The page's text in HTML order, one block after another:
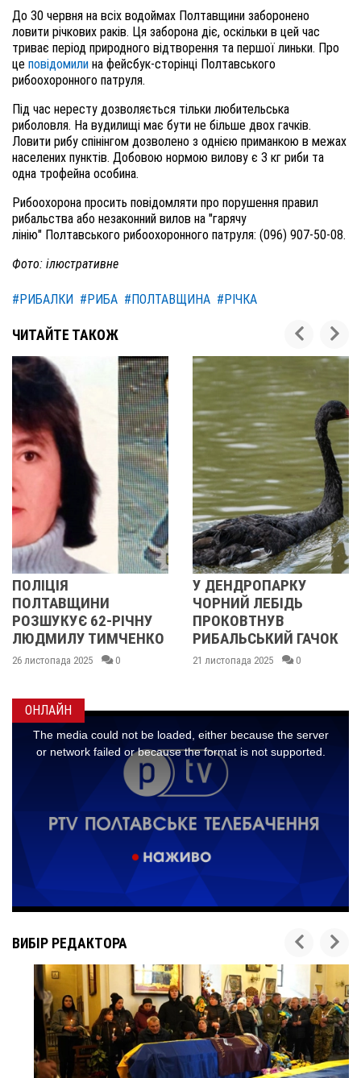
До 30 червня на всіх водоймах Полтавщини заборонено
ловити річкових раків. Ця заборона діє, оскільки в цей час
триває період природного відтворення та першої линьки. Про
це повідомили на фейсбук-сторінці Полтавського
рибоохоронного патруля.
Під час нересту дозволяється тільки любительська
риболовля. На вудилищі має бути не більше двох гачків.
Ловити рибу спінінгом дозволено з однією приманкою в межах
населених пунктів. Добовою нормою вилову є 3 кг риби та
одна трофейна особина.
Рибоохорона просить повідомляти про порушення правил
рибальства або незаконний вилов на "гарячу
лінію" Полтавського рибоохоронного патруля: (096) 907-50-08.
Фото: ілюстративне
#РИБАЛКИ #РИБА #ПОЛТАВЩИНА #РІЧКА
ЧИТАЙТЕ ТАКОЖ
62-РІЧНУ
ТИМЧЕНКО
0
У ДЕНДРОПАРКУ
ЧОРНИЙ ЛЕБІДЬ
ПРОКОВТНУВ
РИБАЛЬСЬКИЙ ГАЧОК
21 листопада 2025 0
ПОЛІЦІЯ
ОНЛАЙН
ВИБІР РЕДАКТОРА